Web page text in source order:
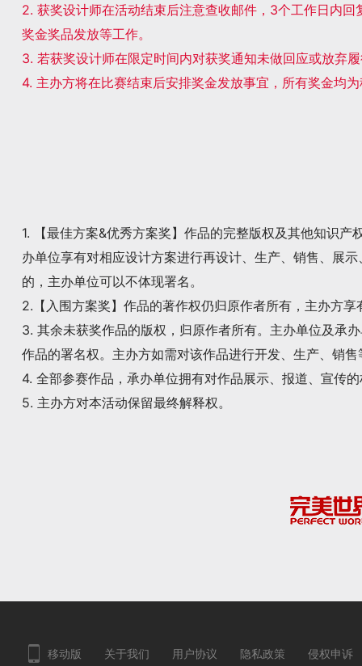
2. 获奖设计师在活动结束后注意查收邮件，3个工作日内
奖金奖品发放等工作。
3. 若获奖设计师在限定时间内对获奖通知未做回应或放弃
4. 主办方将在比赛结束后安排奖金发放事宜，所有奖金均
1. 【最佳方案&优秀方案奖】作品的完整版权及其他知识
办单位享有对相应设计方案进行再设计、生产、销售、展
的，主办单位可以不体现署名。
2.【入围方案奖】作品的著作权仍归原作者所有，主办方
3. 其余未获奖作品的版权，归原作者所有。主办单位及承
作品的署名权。主办方如需对该作品进行开发、生产、销
4. 全部参赛作品，承办单位拥有对作品展示、报道、宣传
5. 主办方对本活动保留最终解释权。
移动版 关于我们 用户协议 隐私政策 侵权申诉